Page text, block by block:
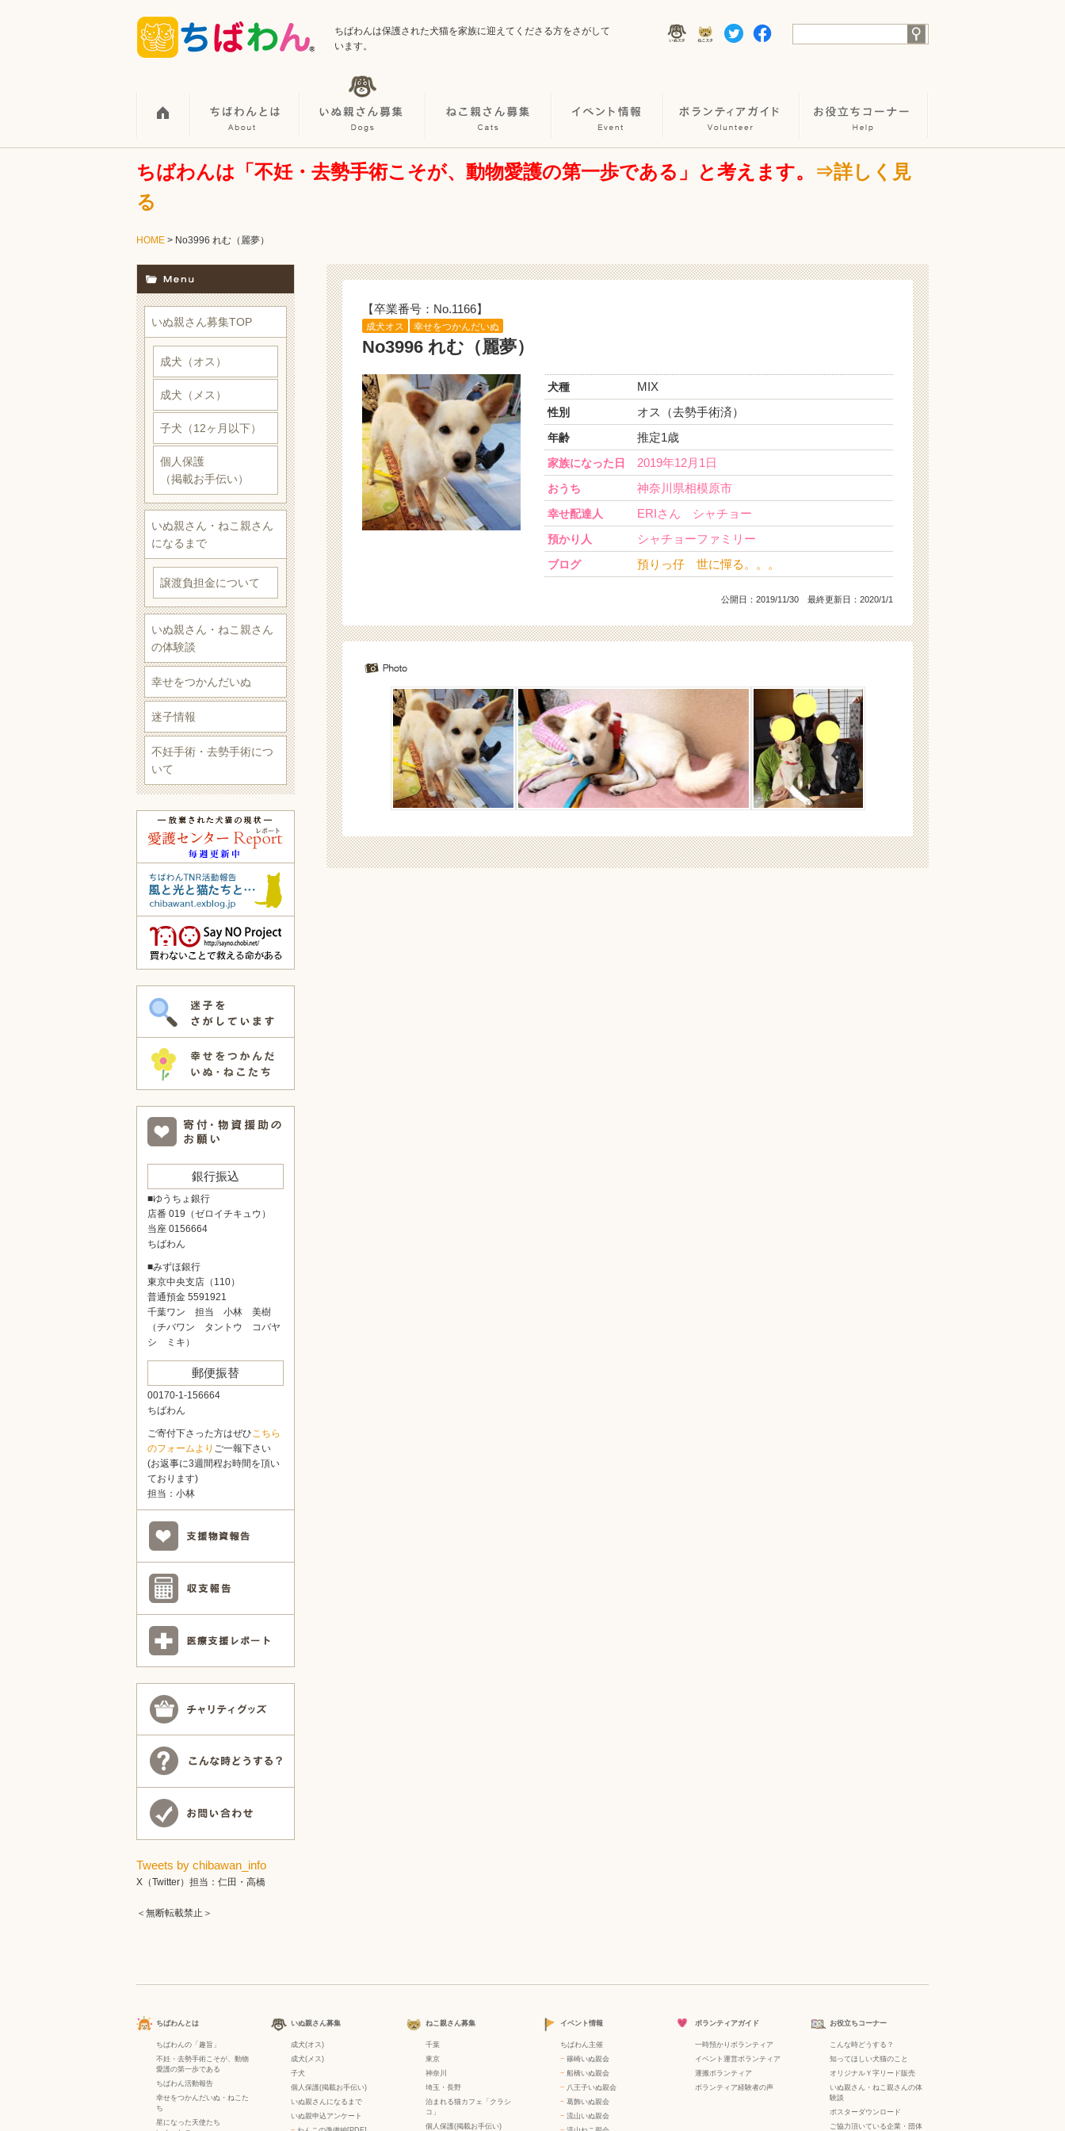
ちばわんは保護された犬猫を家族に迎えてくださる方をさがして
います。
ちばわんは「不妊・去勢手術こそが、動物愛護の第一歩である」と考えます。
⇒詳しく見
る
HOME > No3996 れむ（麗夢）
【卒業番号：No.1166】
成犬オス 幸せをつかんだいぬ
No3996 れむ（麗夢）
犬種 MIX
性別 オス（去勢手術済）
年齢 推定1歳
家族になった日 2019年12月1日
おうち 神奈川県相模原市
幸せ配達人 ERIさん シャチョー
預かり人 シャチョーファミリー
ブログ 預りっ仔 世に憚る。。。
公開日： 2019/11/30 最終更新日：2020/1/1
いぬ親さん募集TOP
成犬（オス）
成犬（メス）
子犬（12ヶ月以下）
個人保護
（掲載お手伝い）
いぬ親さん・ねこ親さん
になるまで
譲渡負担金について
いぬ親さん・ねこ親さん
の体験談
幸せをつかんだいぬ
迷子情報
不妊手術・去勢手術につ
いて
銀行振込
■ゆうちょ銀行
店番 019（ゼロイチキュウ）
当座 0156664
ちばわん
■みずほ銀行
東京中央支店（110）
普通預金 5591921
千葉ワン 担当 小林 美樹
（チバワン タントウ コバヤ
シ ミキ）
郵便振替
00170-1-156664
ちばわん
ご寄付下さった方はぜひこちら
のフォームより ご一報下さい
(お返事に3週間程お時間を頂い
ております)
担当：小林
Tweets by chibawan_info
X（Twitter）担当：仁田・高橋
＜無断転載禁止＞
ちばわんとは
ちばわんの「趣旨」
不妊・去勢手術こそが、動物
愛護の第一歩である
ちばわん活動報告
幸せをつかんだいぬ・ねこた
ち
星になった天使たち
いぬ親さん募集
成犬(オス)
成犬(メス)
子犬
個人保護(掲載お手伝い)
いぬ親さんになるまで
いぬ親申込アンケート
ねこ親さん募集
千葉
東京
神奈川
埼玉・長野
泊まれる猫カフェ「クラシ
コ」
個人保護(掲載お手伝い)
イベント情報
ちばわん主催
− 篠崎いぬ親会
− 船橋いぬ親会
− 八王子いぬ親会
− 葛飾いぬ親会
− 流山いぬ親会
ボランティアガイド
一時預かりボランティア
イベント運営ボランティア
運搬ボランティア
ボランティア経験者の声
お役立ちコーナー
こんな時どうする？
知ってほしい犬猫のこと
オリジナルＹ字リード販売
いぬ親さん・ねこ親さんの体
験談
ポスターダウンロード
ご協力頂いている企業・団体